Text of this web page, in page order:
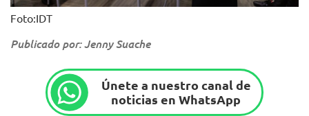
Foto:IDT
Publicado por: Jenny Suache
Únete a nuestro canal de
noticias en WhatsApp